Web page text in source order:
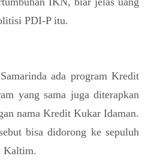
PDI-P itu.
ada program Kredit
yang sama juga diterapkan
nama Kredit Kukar Idaman.
bisa didorong ke sepuluh
Kaltim.